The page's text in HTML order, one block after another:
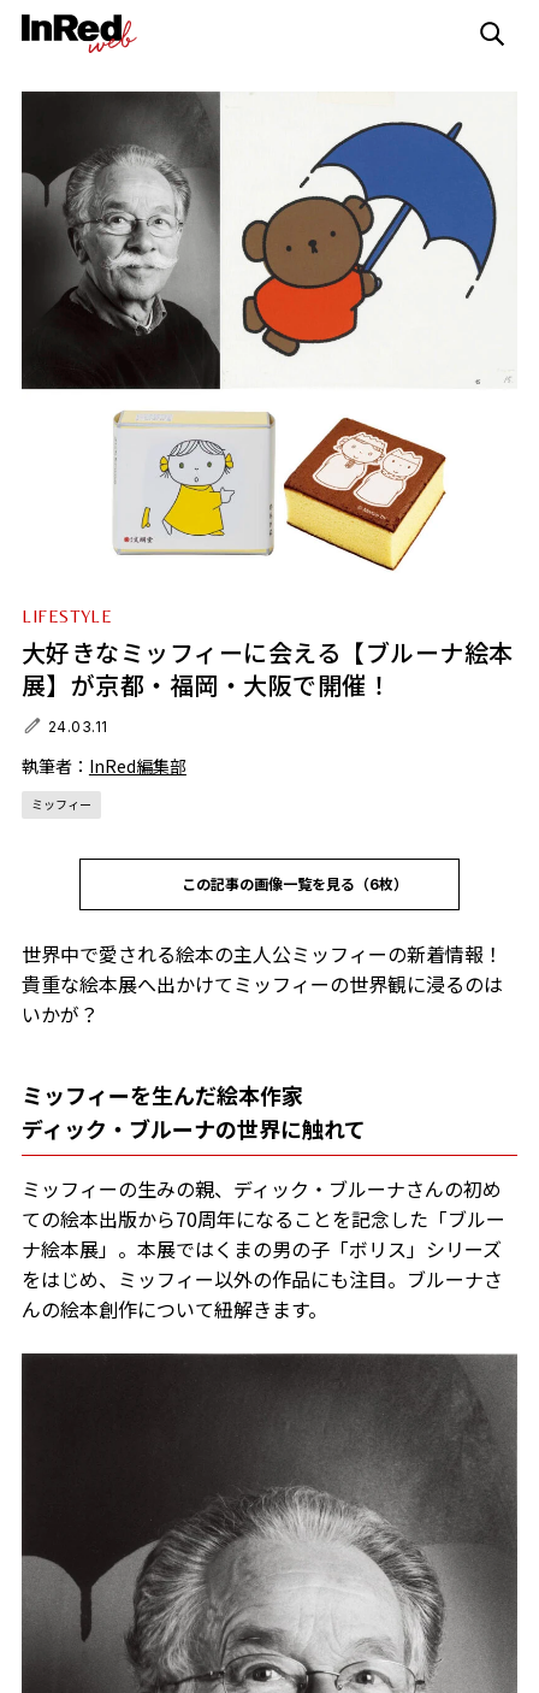
LIFESTYLE
大好きなミッフィーに会える【ブルーナ絵本
展】が京都・福岡・大阪で開催！
24.03.11
執筆者： InRed編集部
ミッフィー
この記事の画像一覧を見る（6枚）
世界中で愛される絵本の主人公ミッフィーの新着情報！
貴重な絵本展へ出かけてミッフィーの世界観に浸るのは
いかが？
ミッフィーを生んだ絵本作家
ディック・ブルーナの世界に触れて
ミッフィーの生みの親、ディック・ブルーナさんの初め
ての絵本出版から70周年になることを記念した「ブルー
ナ絵本展」。本展ではくまの男の子「ボリス」シリーズ
をはじめ、ミッフィー以外の作品にも注目。ブルーナさ
んの絵本創作について紐解きます。